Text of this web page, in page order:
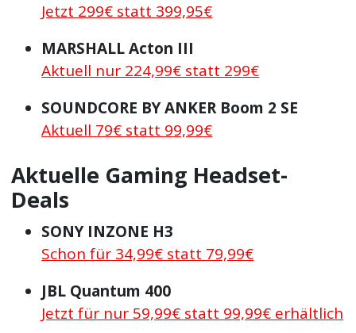
Jetzt 299€ statt 399,95€
MARSHALL Acton III
Aktuell nur 224,99€ statt 299€
SOUNDCORE BY ANKER Boom 2 SE
Aktuell 79€ statt 99,99€
Aktuelle Gaming Headset-
Deals
SONY INZONE H3
Schon für 34,99€ statt 79,99€
JBL Quantum 400
Jetzt für nur 59,99€ statt 99,99€ erhältlich